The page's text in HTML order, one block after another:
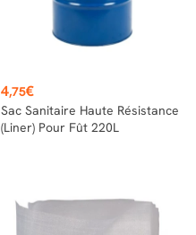
Prix
4,75€
Sac Sanitaire Haute Résistance
(liner) Pour Fût 220L